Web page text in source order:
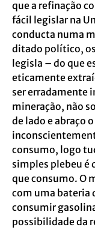
que a refinação
fácil legislar na
conducta numa
ditado político, os
legisla – do que
eticamente
ser erradamente
mineração, não
de lado e abraço
consumo, logo
simples plebeu
que consumo. O
com uma bateria
consumir
possibilidade da